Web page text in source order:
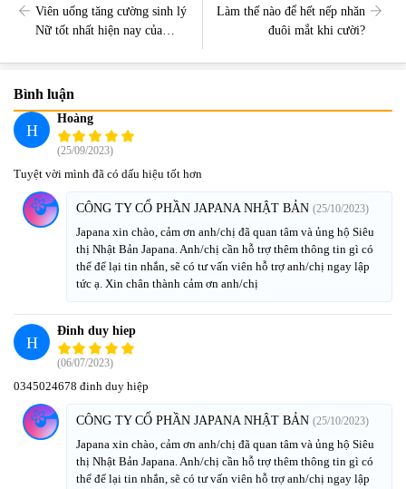
Viên uống tăng cường sinh lý
Nữ tốt nhất hiện nay của
Làm thế nào để hết nếp nhăn
đuôi mắt khi cười?
Bình luận
H
Hoàng
(25/09/2023)
Tuyệt vời mình đã có dấu hiệu tốt hơn
CÔNG TY CỔ PHẦN JAPANA NHẬT BẢN (25/10/2023)
Japana xin chào, cảm ơn anh/chị đã quan tâm và ủng hộ Siêu
thị Nhật Bản Japana. Anh/chị cần hỗ trợ thêm thông tin gì có
thể để lại tin nhắn, sẽ có tư vấn viên hỗ trợ anh/chị ngay lập
tức ạ. Xin chân thành cảm ơn anh/chị
H
Đinh duy hiep
(06/07/2023)
0345024678 đinh duy hiệp
CÔNG TY CỔ PHẦN JAPANA NHẬT BẢN (25/10/2023)
Japana xin chào, cảm ơn anh/chị đã quan tâm và ủng hộ Siêu
thị Nhật Bản Japana. Anh/chị cần hỗ trợ thêm thông tin gì có
thể để lại tin nhắn, sẽ có tư vấn viên hỗ trợ anh/chị ngay lập